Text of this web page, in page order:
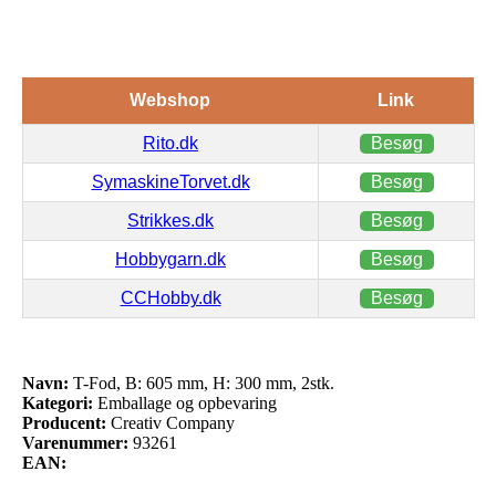
Webshop Link
Rito.dk Besøg
SymaskineTorvet.dk Besøg
Strikkes.dk Besøg
Hobbygarn.dk Besøg
CCHobby.dk Besøg
Navn: T-Fod, B: 605 mm, H: 300 mm, 2stk.
Kategori: Emballage og opbevaring
Producent: Creativ Company
Varenummer: 93261
EAN: